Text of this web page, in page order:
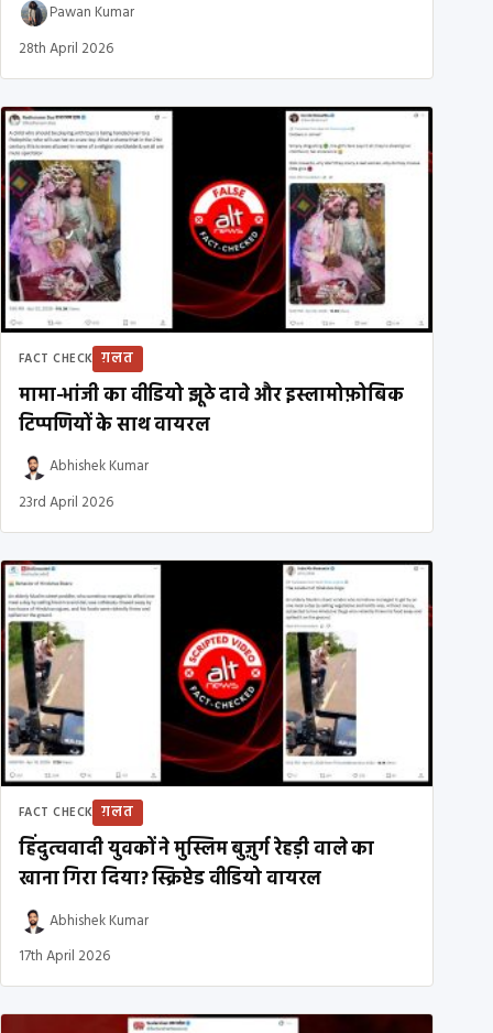
Pawan Kumar
28th April 2026
FACT CHECK ग़लत
मामा-भांजी का वीडियो झूठे दावे और इस्लामोफ़ोबिक
टिप्पणियों के साथ वायरल
Abhishek Kumar
23rd April 2026
FACT CHECK ग़लत
हिंदुत्ववादी युवकों ने मुस्लिम बुज़ुर्ग रेहड़ी वाले का
खाना गिरा दिया? स्क्रिप्टेड वीडियो वायरल
Abhishek Kumar
17th April 2026